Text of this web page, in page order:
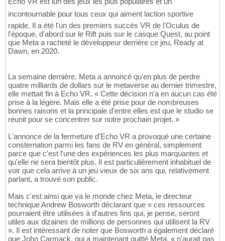
incontournable pour tous ceux qui aiment laction sportive
rapide. Il a été l'un des premiers succès VR de l'Oculus de
l'époque, d'abord sur le Rift puis sur le casque Quest, au point
que Meta a racheté le développeur derrière ce jeu, Ready at
Dawn, en 2020.
La semaine dernière, Meta a annoncé qu'en plus de perdre
quatre milliards de dollars sur le metaverse au dernier trimestre,
elle mettait fin à Echo VR. « Cette décision n'a en aucun cas été
prise à la légère. Mais elle a été prise pour de nombreuses
bonnes raisons et la principale d'entre elles est que le studio se
réunit pour se concentrer sur notre prochain projet. »
L'annonce de la fermeture d'Echo VR a provoqué une certaine
consternation parmi les fans de RV en général, simplement
parce que c'est l'une des expériences les plus marquantes et
qu'elle ne sera bientôt plus. Il est particulièrement inhabituel de
voir que cela arrive à un jeu vieux de six ans qui, relativement
parlant, a trouvé son public.
Mais c'est ainsi que va le monde chez Meta, le directeur
technique Andrew Bosworth déclarant que « ces ressources
pourraient être utilisées à d'autres fins qui, je pense, seront
utiles aux dizaines de millions de personnes qui utilisent la RV
». Il est intéressant de noter que Bosworth a également déclaré
que John Carmack, qui a maintenant quitté Meta, « n'aurait pas